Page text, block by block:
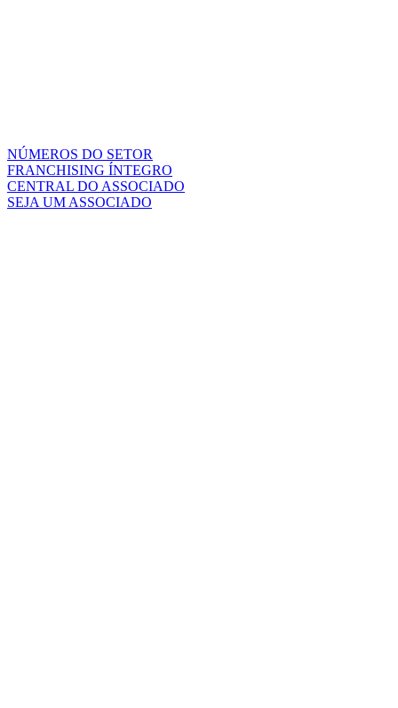
NÚMEROS DO SETOR
FRANCHISING ÍNTEGRO
CENTRAL DO ASSOCIADO
SEJA UM ASSOCIADO